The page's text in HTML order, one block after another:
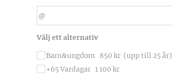
Välj ett alternativ
Barn&ungdom 850 kr (upp till 25 år)
+65 Vardagar 1 100 kr